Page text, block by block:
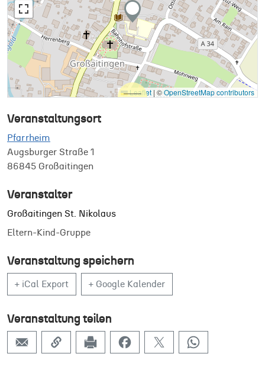
Leaflet | ©OpenStreetMap contributors
Veranstaltungsort
Pfarrheim
Augsburger Straße 1
86845 Großaitingen
Veranstalter
Großaitingen St. Nikolaus
Eltern-Kind-Gruppe
Veranstaltung speichern
+ iCal Export + Google Kalender
Veranstaltung teilen